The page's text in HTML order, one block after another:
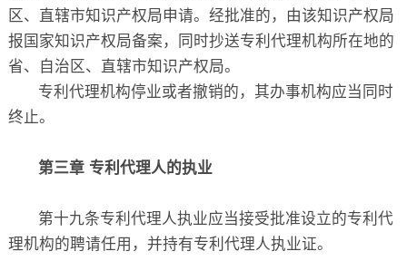
区、直辖市知识产权局申请。经批准的，由该知识产权局
报国家知识产权局备案，同时抄送专利代理机构所在地的
省、自治区、直辖市知识产权局。
专利代理机构停业或者撤销的，其办事机构应当同时
终止。
第三章 专利代理人的执业
第十九条专利代理人执业应当接受批准设立的专利代
理机构的聘请任用，并持有专利代理人执业证。